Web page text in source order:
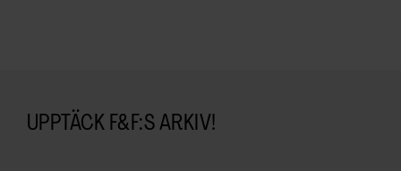
UPPTÄCK F&F:S ARKIV!